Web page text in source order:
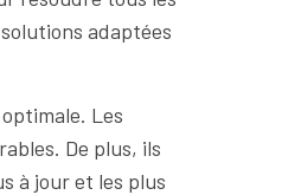
adaptées
Les
De plus, ils
à jour et les plus